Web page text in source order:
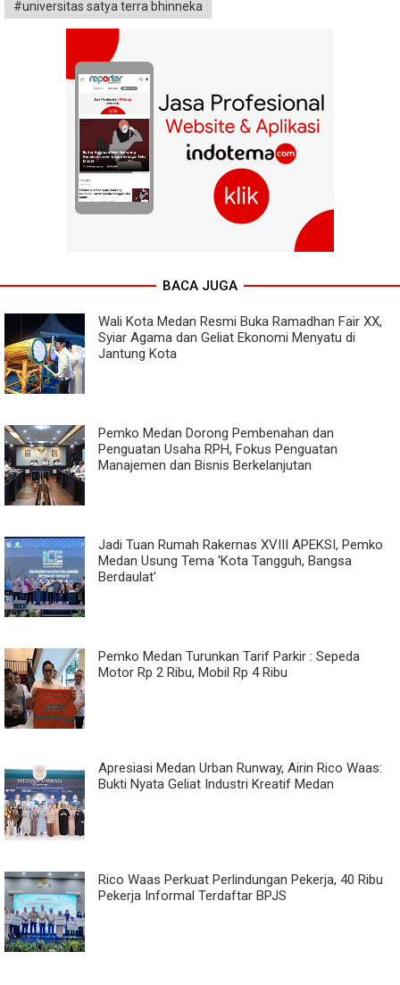
#universitas satya terra bhinneka
BACA JUGA
Wali Kota Medan Resmi Buka Ramadhan Fair XX,
Syiar Agama dan Geliat Ekonomi Menyatu di
Jantung Kota
Pemko Medan Dorong Pembenahan dan
Penguatan Usaha RPH, Fokus Penguatan
Manajemen dan Bisnis Berkelanjutan
Jadi Tuan Rumah Rakernas XVIII APEKSI, Pemko
Medan Usung Tema 'Kota Tangguh, Bangsa
Berdaulat'
Pemko Medan Turunkan Tarif Parkir : Sepeda
Motor Rp 2 Ribu, Mobil Rp 4 Ribu
Apresiasi Medan Urban Runway, Airin Rico Waas:
Bukti Nyata Geliat Industri Kreatif Medan
Rico Waas Perkuat Perlindungan Pekerja, 40 Ribu
Pekerja Informal Terdaftar BPJS